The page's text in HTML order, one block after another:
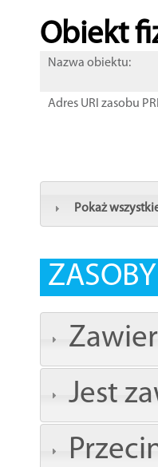
Obiekt
Nazwa obiektu:
Adres URI zasobu
Pokaż
Jest